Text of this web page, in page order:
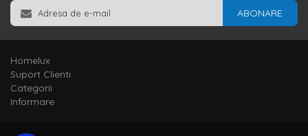
ABONARE
Homelux
Suport Clienti
Categorii
Informare